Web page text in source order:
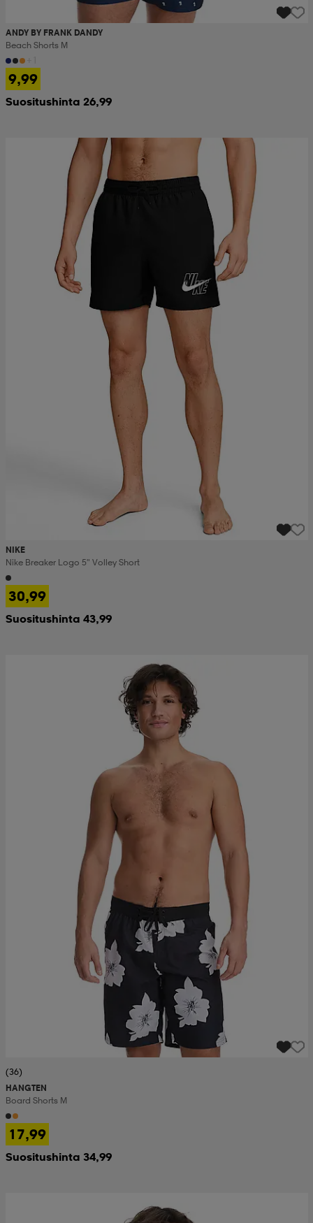
ANDY BY FRANK DANDY
Beach Shorts M
9,99
Suositushinta 26,99
NIKE
Nike Breaker Logo 5" Volley Short
30,99
Suositushinta 43,99
(36)
HANGTEN
Board Shorts M
17,99
Suositushinta 34,99